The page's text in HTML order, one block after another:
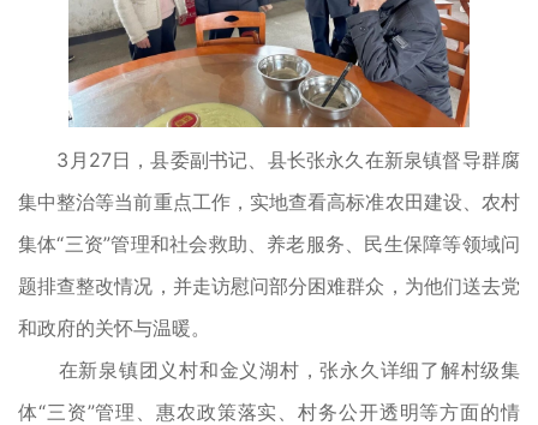
3月27日，县委副书记、县长张永久在新泉镇督导群腐
集中整治等当前重点工作，实地查看高标准农田建设、农村
集体“三资”管理和社会救助、养老服务、民生保障等领域问
题排查整改情况，并走访慰问部分困难群众，为他们送去党
和政府的关怀与温暖。
在新泉镇团义村和金义湖村，张永久详细了解村级集
体“三资”管理、惠农政策落实、村务公开透明等方面的情